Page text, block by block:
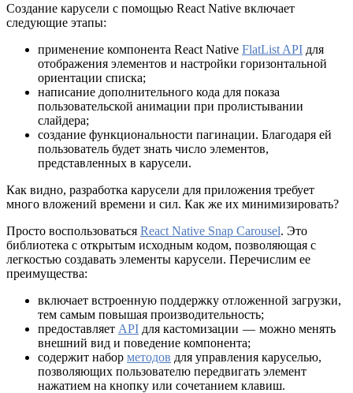
Создание карусели с помощью React Native включает
следующие этапы:
применение компонента React Native FlatList API для
отображения элементов и настройки горизонтальной
ориентации списка;
написание дополнительного кода для показа
пользовательской анимации при пролистывании
слайдера;
создание функциональности пагинации. Благодаря ей
пользователь будет знать число элементов,
представленных в карусели.
Как видно, разработка карусели для приложения требует
много вложений времени и сил. Как же их минимизировать?
Просто воспользоваться React Native Snap Carousel. Это
библиотека с открытым исходным кодом, позволяющая с
легкостью создавать элементы карусели. Перечислим ее
преимущества:
включает встроенную поддержку отложенной загрузки,
тем самым повышая производительность;
предоставляет API для кастомизации — можно менять
внешний вид и поведение компонента;
содержит набор методов для управления каруселью,
позволяющих пользователю передвигать элемент
нажатием на кнопку или сочетанием клавиш.